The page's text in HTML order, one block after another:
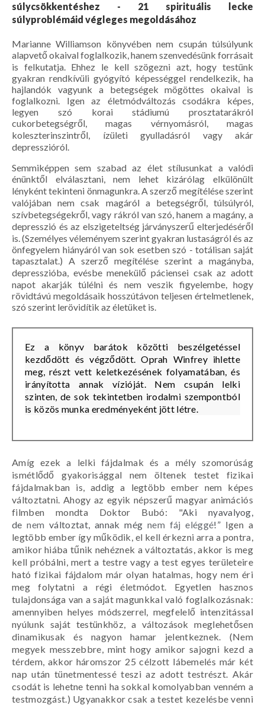
súlycsökkentéshez - 21 spirituális lecke
súlyproblémáid végleges megoldásához
Marianne Williamson könyvében nem csupán túlsúlyunk
alapvető okaival foglalkozik, hanem szenvedésünk forrásait
is felkutatja. Ehhez le kell szögezni azt, hogy testünk
gyakran rendkívüli gyógyító képességgel rendelkezik, ha
hajlandók vagyunk a betegségek mögöttes okaival is
foglalkozni. Igen az életmódváltozás csodákra képes,
legyen szó korai stádiumú prosztatarákról
cukorbetegségről, magas vérnyomásról, magas
koleszterinszintről, ízületi gyulladásról vagy akár
depresszióról.
Semmiképpen sem szabad az élet stílusunkat a valódi
énünktől elválasztani, nem lehet kizárólag elkülönült
lényként tekinteni önmagunkra. A szerző megítélése szerint
valójában nem csak magáról a betegségről, túlsúlyról,
szívbetegségekről, vagy rákról van szó, hanem a magány, a
depresszió és az elszigeteltség járványszerű elterjedéséről
is. (Személyes véleményem szerint gyakran lustaságról és az
önfegyelem hiányáról van sok esetben szó - totálisan saját
tapasztalat.) A szerző megítélése szerint a magányba,
depresszióba, evésbe menekülő páciensei csak az adott
napot akarják túlélni és nem veszik figyelembe, hogy
rövidtávú megoldásaik hosszútávon teljesen értelmetlenek,
szó szerint lerövidítik az életüket is.
Ez a könyv barátok közötti beszélgetéssel
kezdődött és végződött. Oprah Winfrey ihlette
meg, részt vett keletkezésének folyamatában, és
irányította annak vízióját. Nem csupán lelki
szinten, de sok tekintetben irodalmi szempontból
is közös munka eredményeként jött létre.
Amíg ezek a lelki fájdalmak és a mély szomorúság
ismétlődő gyakorisággal nem öltenek testet fizikai
fájdalmakban is, addig a legtöbb ember nem képes
változtatni. Ahogy az egyik népszerű magyar animációs
filmben mondta Doktor Bubó: "Aki nyavalyog,
denem változtat, annak még nem fáj eléggé!” Igen a
legtöbb ember így működik, el kell érkezni arra a pontra,
amikor hiába tűnik nehéznek a változtatás, akkor is meg
kell próbálni, mert a testre vagy a test egyes területeire
ható fizikai fájdalom már olyan hatalmas, hogy nem éri
meg folytatni a régi életmódot. Egyetlen hasznos
tulajdonsága van a saját magunkkal való foglalkozásnak:
amennyiben helyes módszerrel, megfelelő intenzitással
nyúlunk saját testünkhöz, a változások meglehetősen
dinamikusak és nagyon hamar jelentkeznek. (Nem
megyek messzebbre, mint hogy amikor sajogni kezd a
térdem, akkor háromszor 25 célzott lábemelés már két
nap után tünetmentessé teszi az adott testrészt. Akár
csodát is lehetne tenni ha sokkal komolyabban venném a
testmozgást.) Ugyanakkor csak a testet kezelésbe venni